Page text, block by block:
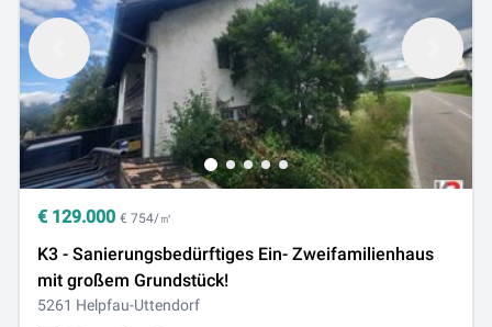
€ 129.000 € 754/㎡
K3 - Sanierungsbedürftiges Ein- Zweifamilienhaus
mit großem Grundstück!
5261 Helpfau-Uttendorf